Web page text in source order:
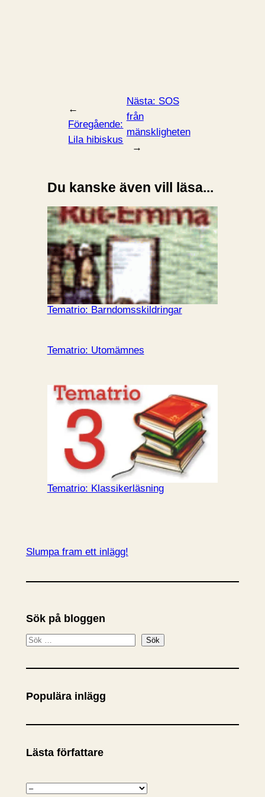
←
Föregående:
Lila hibiskus
Nästa: SOS
från
mänskligheten
→
Du kanske även vill läsa...
Tematrio: Barndomsskildringar
Tematrio: Utomämnes
Tematrio: Klassikerläsning
Slumpa fram ett inlägg!
Sök på bloggen
S
k
Sök
Populära inlägg
Lästa författare
K